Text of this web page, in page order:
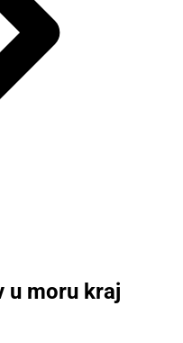
u moru kraj